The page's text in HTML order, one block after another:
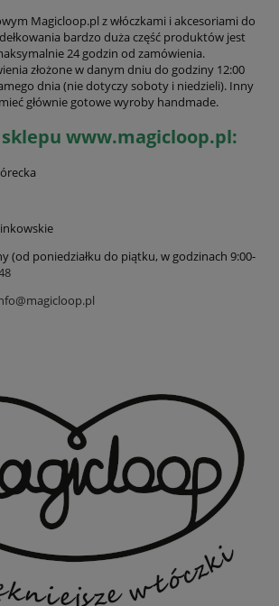
Magicloop.pl z włóczkami i akcesoriami do
bardzo duża część produktów jest
24 godzin od zamówienia.
złożone w danym dniu do godziny 12:00
dnia (nie dotyczy soboty i niedzieli). Inny
głównie gotowe wyroby handmade.
www.magicloop.pl:
(od poniedziałku do piątku, w godzinach 9:00-